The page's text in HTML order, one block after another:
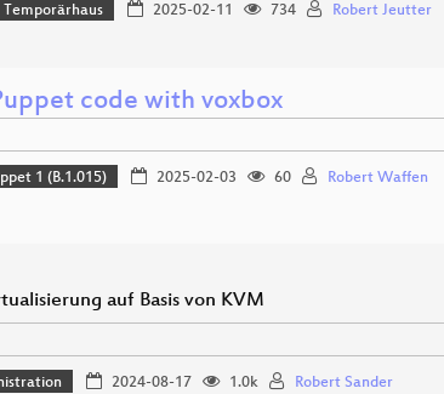
Temporärhaus 2025-02-11 734 Robert Jeutter
code with voxbox
1 (B.1.015) 2025-02-03 60 Robert Waffen
auf Basis von KVM
2024-08-17 1.0k Robert Sander